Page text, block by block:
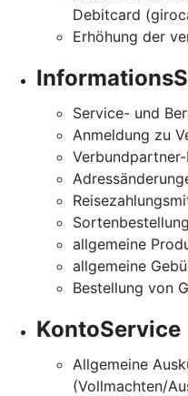
Debitcard
Erhöhung der
Service- und
Anmeldung zu
allgemeine
allgemeine
Bestellung von
KontoService
Allgemeine
(Vollmachten/